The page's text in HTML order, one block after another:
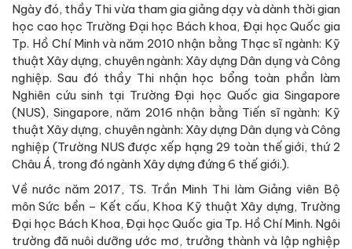
Ngày đó, thầy Thi vừa tham gia giảng dạy và dành thời gian
học cao học Trường Đại học Bách khoa, Đại học Quốc gia
Tp. Hồ Chí Minh và năm 2010 nhận bằng Thạc sĩ ngành: Kỹ
thuật Xây dựng, chuyên ngành: Xây dựng Dân dụng và Công
nghiệp. Sau đó thầy Thi nhận học bổng toàn phần làm
Nghiên cứu sinh tại Trường Đại học Quốc gia Singapore
(NUS), Singapore, năm 2016 nhận bằng Tiến sĩ ngành: Kỹ
thuật Xây dựng, chuyên ngành: Xây dựng Dân dụng và Công
nghiệp (Trường NUS được xếp hạng 29 toàn thế giới, thứ 2
Châu Á, trong đó ngành Xây dựng đứng 6 thế giới.).
Về nước năm 2017, TS. Trần Minh Thi làm Giảng viên Bộ
môn Sức bền – Kết cấu, Khoa Kỹ thuật Xây dựng, Trường
Đại học Bách Khoa, Đại học Quốc gia Tp. Hồ Chí Minh. Ngôi
trường đã nuôi dưỡng ước mơ, trưởng thành và lập nghiệp